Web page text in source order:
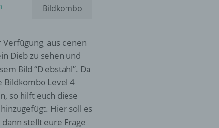
Bildkombo
aus denen
Dieb zu sehen und
Bild “Diebstahl”. Da
Bildkombo Level 4
so hilft euch diese
Hier soll es
stellt eure Frage